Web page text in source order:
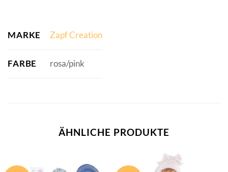
MARKE Zapf Creation
FARBE rosa/pink
ÄHNLICHE PRODUKTE